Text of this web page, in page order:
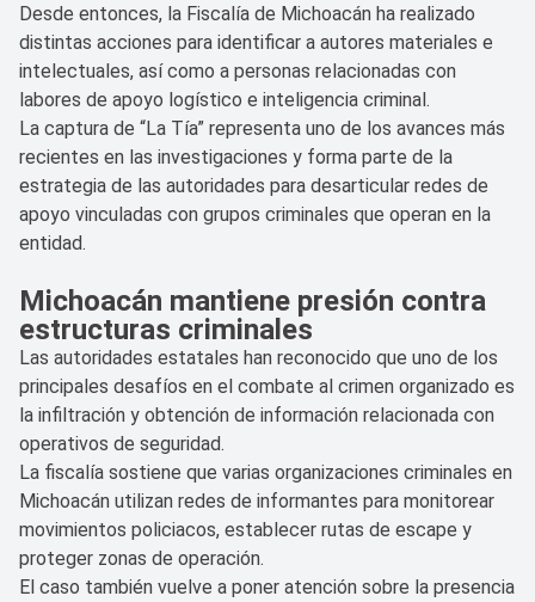
Desde entonces, la Fiscalía de Michoacán ha realizado
distintas acciones para identificar a autores materiales e
intelectuales, así como a personas relacionadas con
labores de apoyo logístico e inteligencia criminal.
La captura de “La Tía” representa uno de los avances más
recientes en las investigaciones y forma parte de la
estrategia de las autoridades para desarticular redes de
apoyo vinculadas con grupos criminales que operan en la
entidad.
Michoacán mantiene presión contra
estructuras criminales
Las autoridades estatales han reconocido que uno de los
principales desafíos en el combate al crimen organizado es
la infiltración y obtención de información relacionada con
operativos de seguridad.
La fiscalía sostiene que varias organizaciones criminales en
Michoacán utilizan redes de informantes para monitorear
movimientos policiacos, establecer rutas de escape y
proteger zonas de operación.
El caso también vuelve a poner atención sobre la presencia